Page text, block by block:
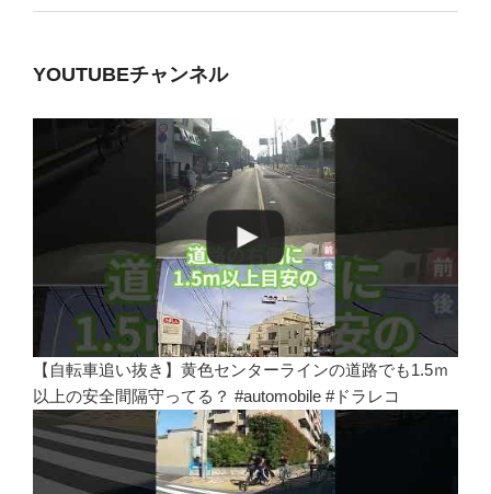
YOUTUBEチャンネル
【自転車追い抜き】黄色センターラインの道路でも1.5ｍ
以上の安全間隔守ってる？ #automobile #ドラレコ